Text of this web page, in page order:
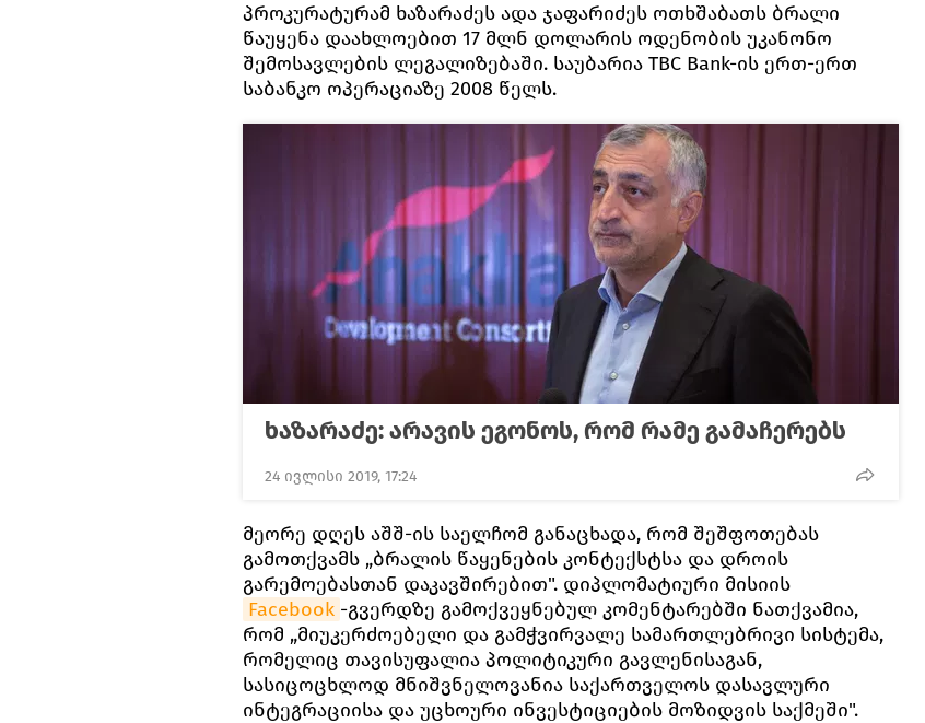
პროკურატურამ ხაზარაძეს ადა ჯაფარიძეს ოთხშაბათს ბრალი
წაუყენა დაახლოებით 17 მლნ დოლარის ოდენობის უკანონო
შემოსავლების ლეგალიზებაში. საუბარია TBC Bank-ის ერთ-ერთ
საბანკო ოპერაციაზე 2008 წელს.
ხაზარაძე: არავის ეგონოს, რომ რამე გამაჩერებს
24 ივლისი 2019, 17:24
მეორე დღეს აშშ-ის საელჩომ განაცხადა, რომ შეშფოთებას
გამოთქვამს „ბრალის წაყენების კონტექსტსა და დროის
გარემოებასთან დაკავშირებით". დიპლომატიური მისიის
Facebook -გვერდზე გამოქვეყნებულ კომენტარებში ნათქვამია,
რომ „მიუკერძოებელი და გამჭვირვალე სამართლებრივი სისტემა,
რომელიც თავისუფალია პოლიტიკური გავლენისაგან,
სასიცოცხლოდ მნიშვნელოვანია საქართველოს დასავლური
ინტეგრაციისა და უცხოური ინვესტიციების მოზიდვის საქმეში".